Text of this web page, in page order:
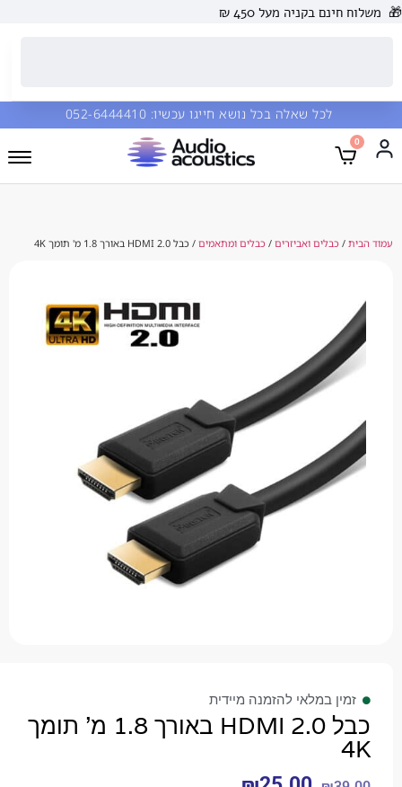
בקניה מעל 450 ₪
שאלה בכל נושא חייגו עכשיו: 052-6444410
ואביזרים /כבלים ומתאמים/ כבל HDMI 2.0 באורך 1.8 מ' תומך 4K
במלאי להזמנה מיידית
כבל HDMI 2.0 באורך 1.8 מ' תומך